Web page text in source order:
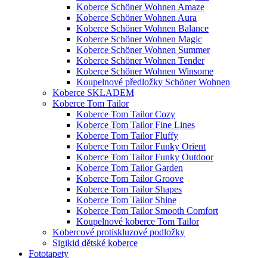
Koberce Schöner Wohnen Amaze
Koberce Schöner Wohnen Aura
Koberce Schöner Wohnen Balance
Koberce Schöner Wohnen Magic
Koberce Schöner Wohnen Summer
Koberce Schöner Wohnen Tender
Koberce Schöner Wohnen Winsome
Koupelnové předložky Schöner Wohnen
Koberce SKLADEM
Koberce Tom Tailor
Koberce Tom Tailor Cozy
Koberce Tom Tailor Fine Lines
Koberce Tom Tailor Fluffy
Koberce Tom Tailor Funky Orient
Koberce Tom Tailor Funky Outdoor
Koberce Tom Tailor Garden
Koberce Tom Tailor Groove
Koberce Tom Tailor Shapes
Koberce Tom Tailor Shine
Koberce Tom Tailor Smooth Comfort
Koupelnové koberce Tom Tailor
Kobercové protiskluzové podložky
Sigikid dětské koberce
Fototapety